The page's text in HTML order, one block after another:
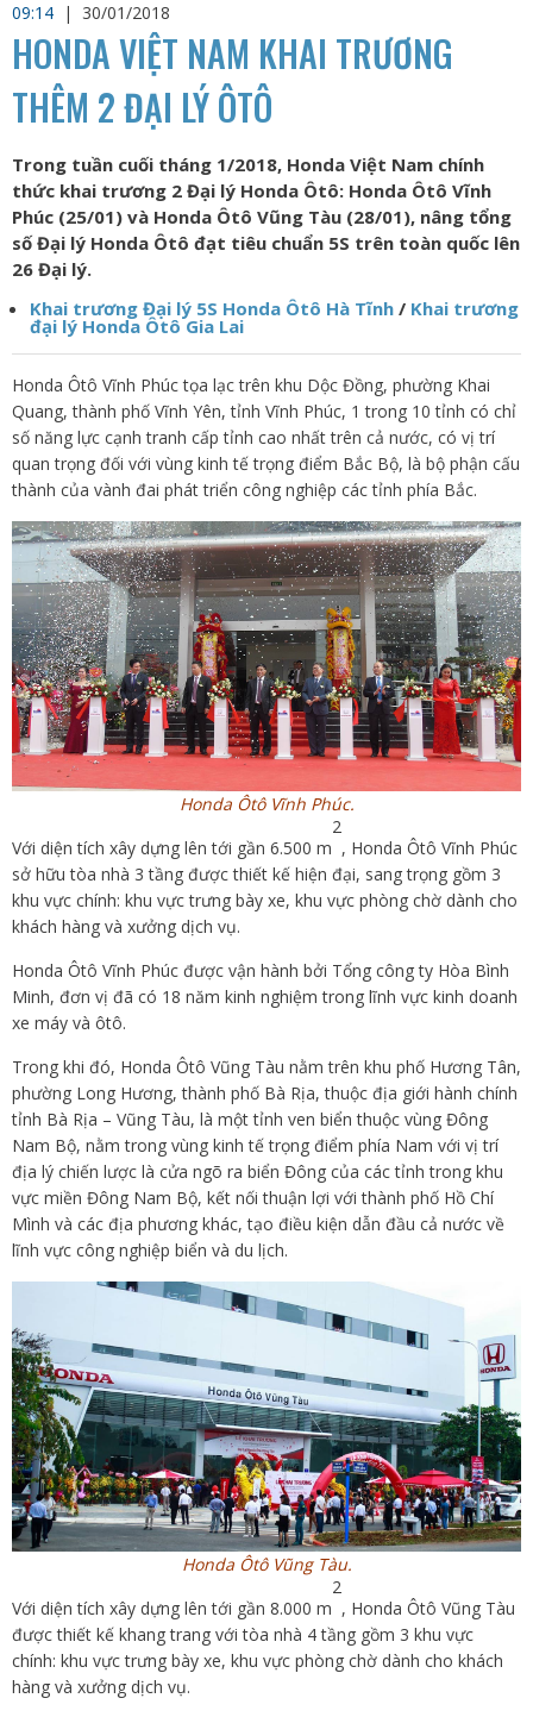
09:14 | 30/01/2018
HONDA VIỆT NAM KHAI TRƯƠNG
THÊM 2 ĐẠI LÝ ÔTÔ
Trong tuần cuối tháng 1/2018, Honda Việt Nam chính
thức khai trương 2 Đại lý Honda Ôtô: Honda Ôtô Vĩnh
Phúc (25/01) và Honda Ôtô Vũng Tàu (28/01), nâng tổng
số Đại lý Honda Ôtô đạt tiêu chuẩn 5S trên toàn quốc lên
26 Đại lý.
Khai trương Đại lý 5S Honda Ôtô Hà Tĩnh / Khai trương
đại lý Honda Ôtô Gia Lai
Honda Ôtô Vĩnh Phúc tọa lạc trên khu Dộc Đồng, phường Khai
Quang, thành phố Vĩnh Yên, tỉnh Vĩnh Phúc, 1 trong 10 tỉnh có chỉ
số năng lực cạnh tranh cấp tỉnh cao nhất trên cả nước, có vị trí
quan trọng đối với vùng kinh tế trọng điểm Bắc Bộ, là bộ phận cấu
thành của vành đai phát triển công nghiệp các tỉnh phía Bắc.
Honda Ôtô Vĩnh Phúc.
Với diện tích xây dựng lên tới gần 6.500 m
2
, Honda Ôtô Vĩnh Phúc
sở hữu tòa nhà 3 tầng được thiết kế hiện đại, sang trọng gồm 3
khu vực chính: khu vực trưng bày xe, khu vực phòng chờ dành cho
khách hàng và xưởng dịch vụ.
Honda Ôtô Vĩnh Phúc được vận hành bởi Tổng công ty Hòa Bình
Minh, đơn vị đã có 18 năm kinh nghiệm trong lĩnh vực kinh doanh
xe máy và ôtô.
Trong khi đó, Honda Ôtô Vũng Tàu nằm trên khu phố Hương Tân,
phường Long Hương, thành phố Bà Rịa, thuộc địa giới hành chính
tỉnh Bà Rịa – Vũng Tàu, là một tỉnh ven biển thuộc vùng Đông
Nam Bộ, nằm trong vùng kinh tế trọng điểm phía Nam với vị trí
địa lý chiến lược là cửa ngõ ra biển Đông của các tỉnh trong khu
vực miền Đông Nam Bộ, kết nối thuận lợi với thành phố Hồ Chí
Mình và các địa phương khác, tạo điều kiện dẫn đầu cả nước về
lĩnh vực công nghiệp biển và du lịch.
Honda Ôtô Vũng Tàu.
Với diện tích xây dựng lên tới gần 8.000 m
2
, Honda Ôtô Vũng Tàu
được thiết kế khang trang với tòa nhà 4 tầng gồm 3 khu vực
chính: khu vực trưng bày xe, khu vực phòng chờ dành cho khách
hàng và xưởng dịch vụ.